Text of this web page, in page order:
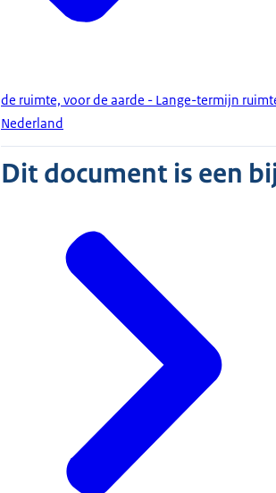
de ruimte, voor de aarde - Lange-termijn
Nederland
Dit document is een